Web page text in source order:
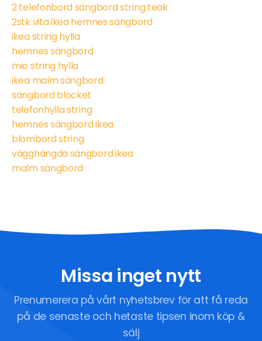
2 telefonbord sängbord string teak
2stk vita ikea hemnes sängbord
ikea string hylla
hemnes sängbord
mio string hylla
ikea malm sängbord
sängbord blocket
telefonhylla string
hemnes sängbord ikea
blombord string
vägghängda sängbord ikea
malm sängbord
Missa inget nytt
Prenumerera på vårt nyhetsbrev för att få reda
på de senaste och hetaste tipsen inom köp &
sälj